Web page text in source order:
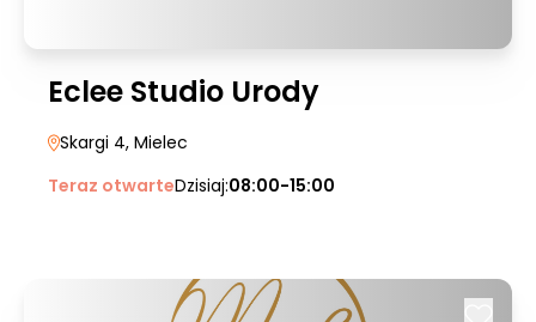
Eclee Studio Urody
Skargi 4, Mielec
Teraz otwarteDzisiaj:08:00-15:00